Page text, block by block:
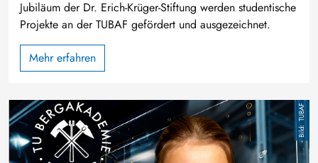
Jubiläum der Dr. Erich-Krüger-Stiftung werden studentische
Projekte an der TUBAF gefördert und ausgezeichnet.
Mehr erfahren
Image TUBAF